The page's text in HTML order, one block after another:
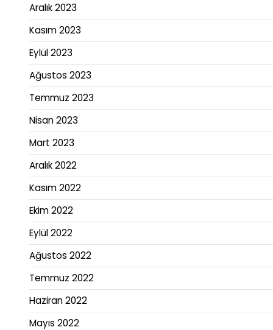
Aralık 2023
Kasım 2023
Eylül 2023
Ağustos 2023
Temmuz 2023
Nisan 2023
Mart 2023
Aralık 2022
Kasım 2022
Ekim 2022
Eylül 2022
Ağustos 2022
Temmuz 2022
Haziran 2022
Mayıs 2022